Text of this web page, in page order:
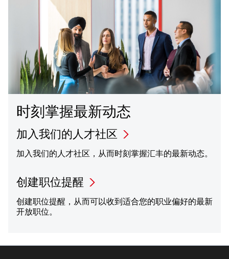
时刻掌握最新动态
加入我们的人才社区
加入我们的人才社区，从而时刻掌握汇丰的最新动态。
创建职位提醒
创建职位提醒，从而可以收到适合您的职业偏好的最新
开放职位。